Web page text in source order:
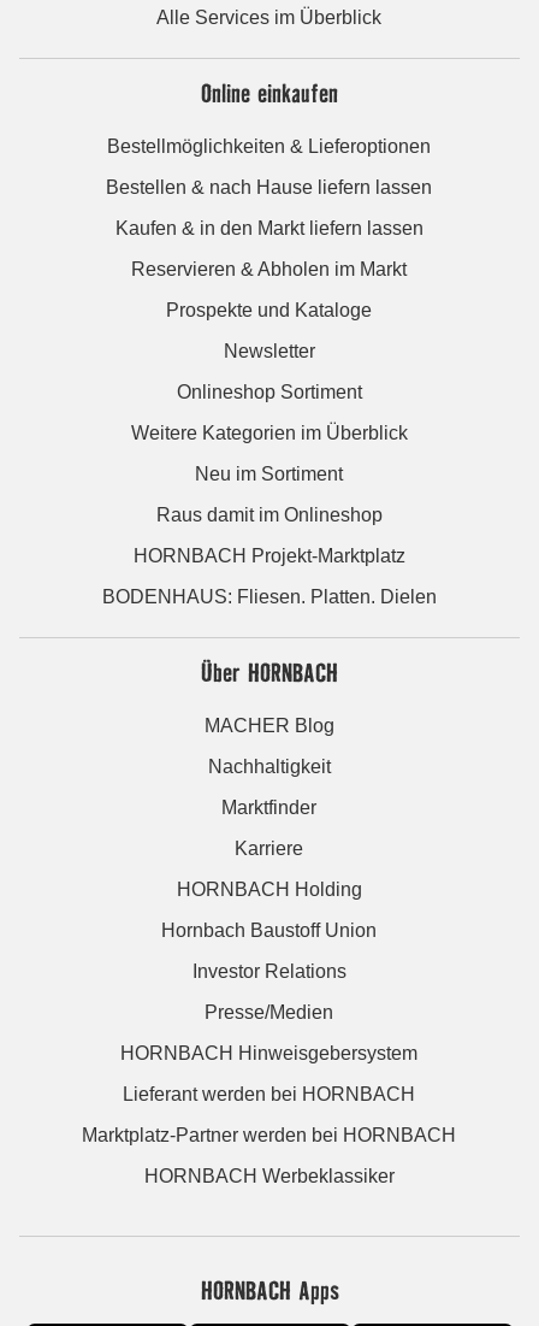
Alle Services im Überblick
Online einkaufen
Bestellmöglichkeiten & Lieferoptionen
Bestellen & nach Hause liefern lassen
Kaufen & in den Markt liefern lassen
Reservieren & Abholen im Markt
Prospekte und Kataloge
Newsletter
Onlineshop Sortiment
Weitere Kategorien im Überblick
Neu im Sortiment
Raus damit im Onlineshop
HORNBACH Projekt-Marktplatz
BODENHAUS: Fliesen. Platten. Dielen
Über HORNBACH
MACHER Blog
Nachhaltigkeit
Marktfinder
Karriere
HORNBACH Holding
Hornbach Baustoff Union
Investor Relations
Presse/Medien
HORNBACH Hinweisgebersystem
Lieferant werden bei HORNBACH
Marktplatz-Partner werden bei HORNBACH
HORNBACH Werbeklassiker
HORNBACH Apps